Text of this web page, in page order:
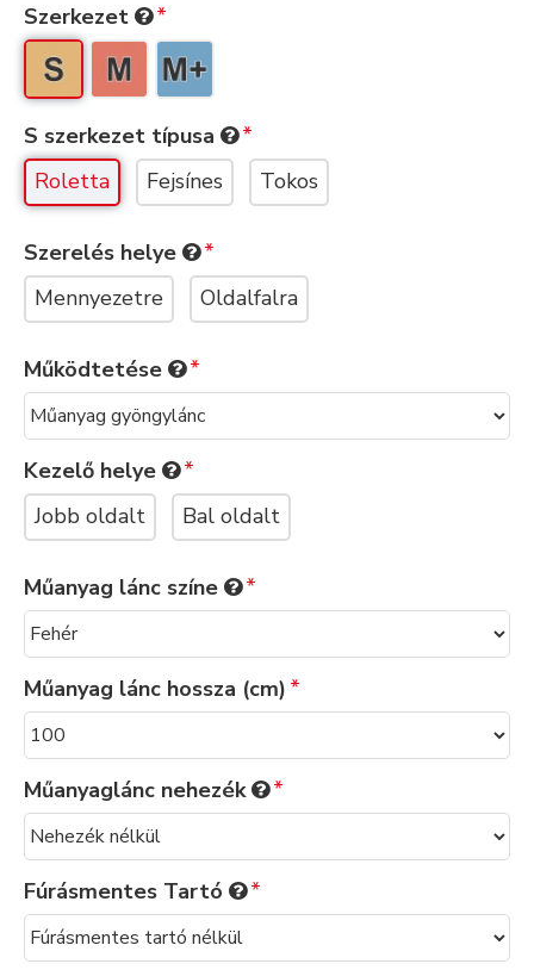
Szerkezet
S szerkezet típusa
Roletta
Fejsínes Tokos
Szerelés helye
Mennyezetre
Oldalfalra
Működtetése
Kezelő helye
Jobb oldalt
Bal oldalt
Műanyag lánc színe
Műanyag lánc hossza (cm)
Műanyaglánc nehezék
Fúrásmentes Tartó